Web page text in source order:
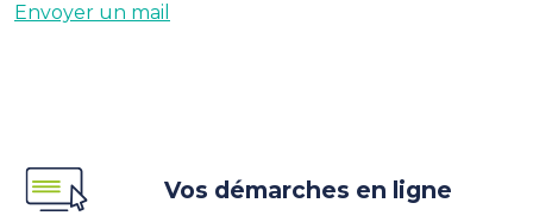
Envoyer un mail
Vos démarches en ligne